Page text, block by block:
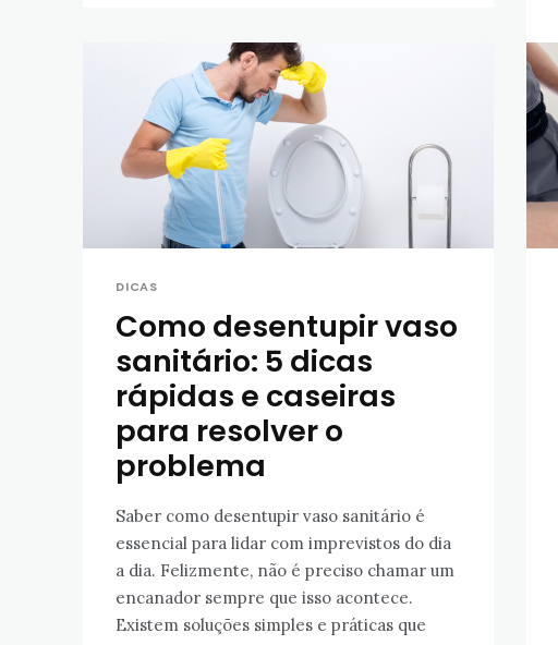
DICAS
Como desentupir vaso
sanitário: 5 dicas
rápidas e caseiras
para resolver o
problema
Saber como desentupir vaso sanitário é
essencial para lidar com imprevistos do dia
a dia. Felizmente, não é preciso chamar um
encanador sempre que isso acontece.
Existem soluções simples e práticas que